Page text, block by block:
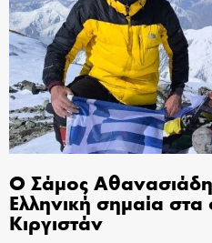
Ο Σάμος
Ελληνική σημαία
Κιργιστάν